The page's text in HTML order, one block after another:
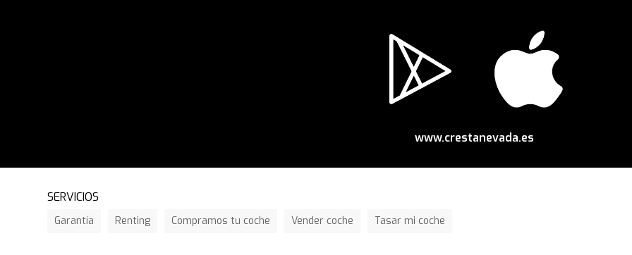
www.crestanevada.es
SERVICIOS
Garantía Renting Compramos tu coche Vender coche Tasar mi coche